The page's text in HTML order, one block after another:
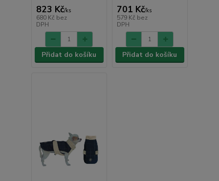
823 Kč/ks
680 Kč bez
DPH
Přidat do košíku
701 Kč/ks
579 Kč bez
DPH
Přidat do košíku